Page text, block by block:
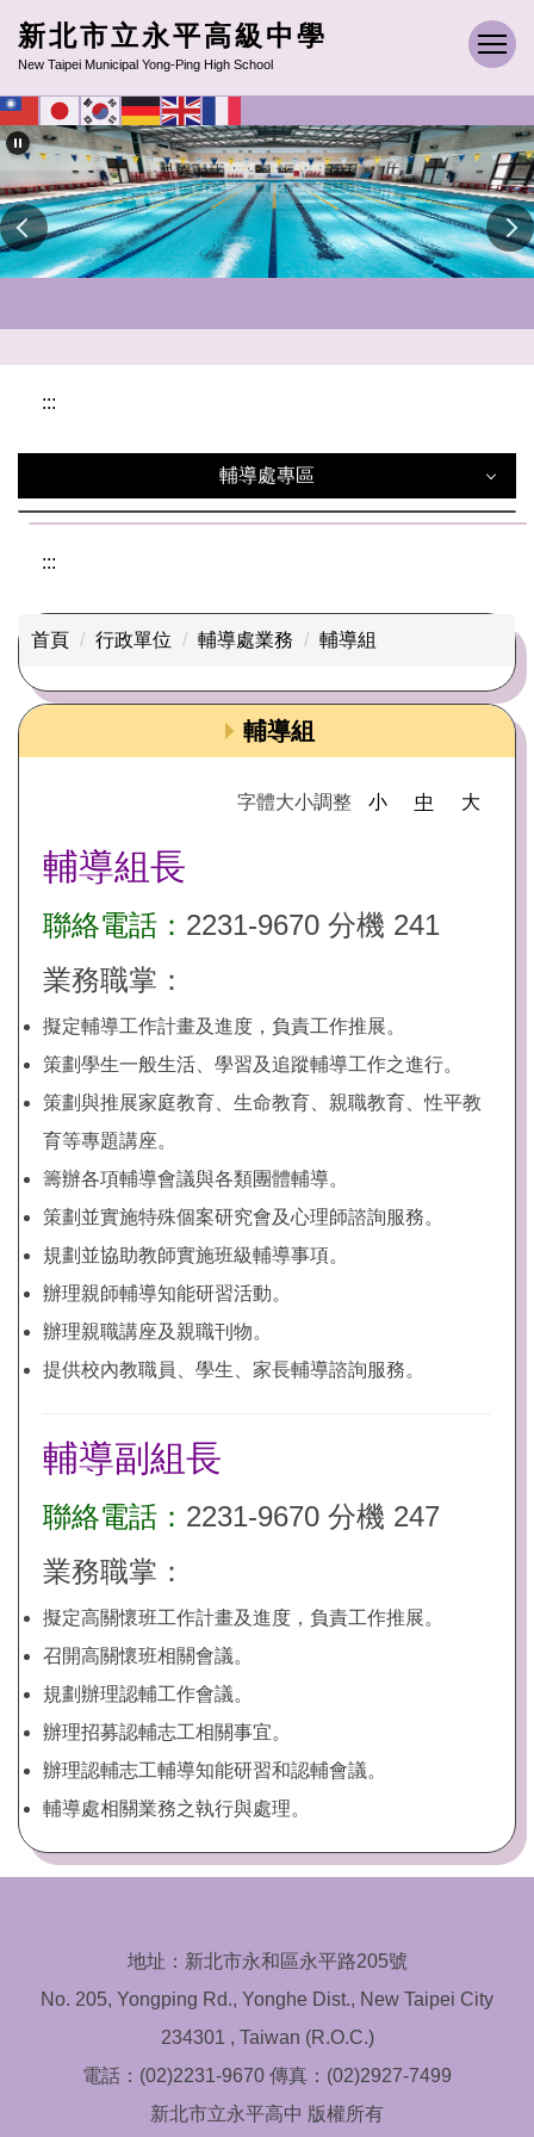
跳
到
主
要
內
容
區
新北市立永平高級中學
New Taipei Municipal Yong-Ping High School
:::
輔導處專區
生活輔導
性別教育
:::
首頁 行政單位 輔導處業務 輔導組
輔導組
字體大小調整 小 中 大
輔導組長
聯絡電話： 2231-9670 分機 241
業務職掌：
擬定輔導工作計畫及進度，負責工作推展。
策劃學生一般生活、學習及追蹤輔導工作之進行。
策劃與推展家庭教育、生命教育、親職教育、性平教
育等專題講座。
籌辦各項輔導會議與各類團體輔導。
策劃並實施特殊個案研究會及心理師諮詢服務。
規劃並協助教師實施班級輔導事項。
辦理親師輔導知能研習活動。
辦理親職講座及親職刊物。
提供校內教職員、學生、家長輔導諮詢服務。
輔導副組長
聯絡電話： 2231-9670 分機 247
業務職掌：
擬定高關懷班工作計畫及進度，負責工作推展。
召開高關懷班相關會議。
規劃辦理認輔工作會議。
辦理招募認輔志工相關事宜。
辦理認輔志工輔導知能研習和認輔會議。
輔導處相關業務之執行與處理。
地址：新北市永和區永平路205號
No. 205, Yongping Rd., Yonghe Dist., New Taipei City
234301 , Taiwan (R.O.C.)
電話：(02)2231-9670 傳真：(02)2927-7499
新北市立永平高中 版權所有